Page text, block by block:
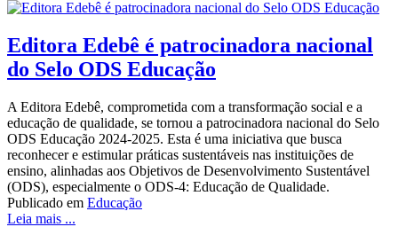
Editora Edebê é patrocinadora nacional
do Selo ODS Educação
A Editora Edebê, comprometida com a transformação social e a
educação de qualidade, se tornou a patrocinadora nacional do Selo
ODS Educação 2024-2025. Esta é uma iniciativa que busca
reconhecer e estimular práticas sustentáveis nas instituições de
ensino, alinhadas aos Objetivos de Desenvolvimento Sustentável
(ODS), especialmente o ODS-4: Educação de Qualidade.
Publicado em Educação
Leia mais ...